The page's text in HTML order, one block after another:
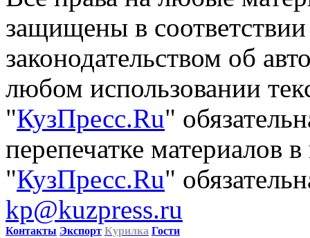
защищены в
законодательством об
любом использовании
"КузПресс.Ru"
перепечатке материалов
"КузПресс.Ru"
kp@kuzpress.ru
Контакты Экспорт Курилка Гости